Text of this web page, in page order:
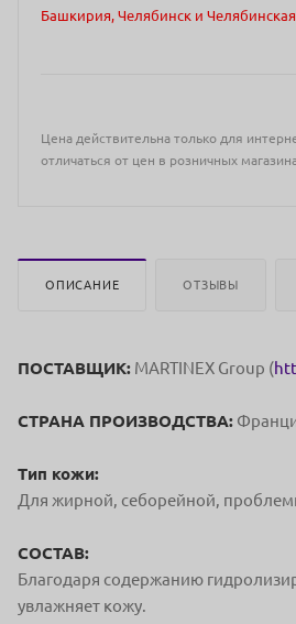
Башкирия, Челябинск и
Цена действительна только для
отличаться от цен в розничных
ОПИСАНИЕ ОТЗЫВЫ
ПОСТАВЩИК: MARTINEX Group (
СТРАНА ПРОИЗВОДСТВА:
Тип кожи:
Для жирной, себорейной,
СОСТАВ:
Благодаря содержанию
увлажняет кожу.